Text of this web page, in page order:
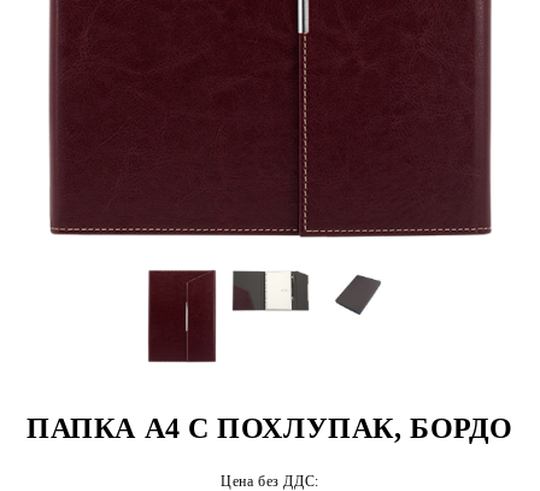
ПАПКА А4 С ПОХЛУПАК, БОРДО
Цена без ДДС: